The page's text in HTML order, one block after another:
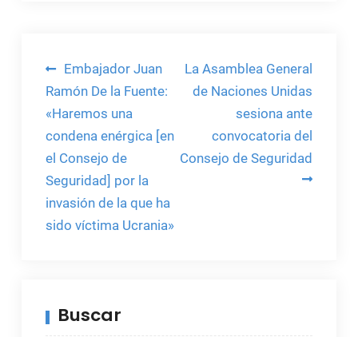
Navegación
de
entradas
Embajador Juan
Ramón De la Fuente:
«Haremos una
condena enérgica [en
el Consejo de
Seguridad] por la
invasión de la que ha
sido víctima Ucrania»
La Asamblea General
de Naciones Unidas
sesiona ante
convocatoria del
Consejo de Seguridad
Buscar